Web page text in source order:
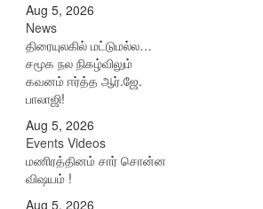
Aug 5, 2026
News
திரையுலகில் மட்டுமல்ல…
சமூக நல நிகழ்விலும்
கவனம் ஈர்த்த ஆர்.ஜே.
பாலாஜி!
Aug 5, 2026
Events Videos
மணிரத்தினம் சார் சொன்ன
விஷயம் !
Aug 5, 2026